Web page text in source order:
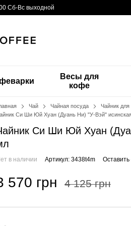
Сб-Вс выходной
Весы для
кофе
Чай Чайная посуда
Чайник
Си Ши Юй Хуан (Дуань Ни) "У-Вэй"
Си Ши Юй Хуан
в наличии Артикул: 3438t4m
570 грн 4 125 грн